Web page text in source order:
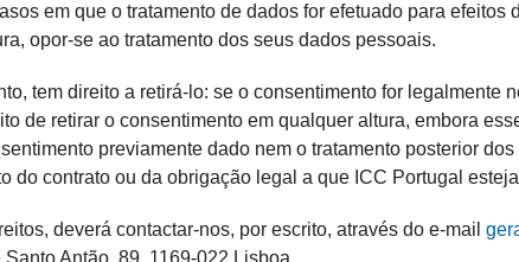
em que o tratamento de dados for efetuado para efeitos
opor-se ao tratamento dos seus dados pessoais.
tem direito a retirá-lo: se o consentimento for legalmente
de retirar o consentimento em qualquer altura, embora
previamente dado nem o tratamento posterior
do contrato ou da obrigação legal a que ICC Portugal
deverá contactar-nos, por escrito, através do e-mail
Antão, 89, 1169-022 Lisboa